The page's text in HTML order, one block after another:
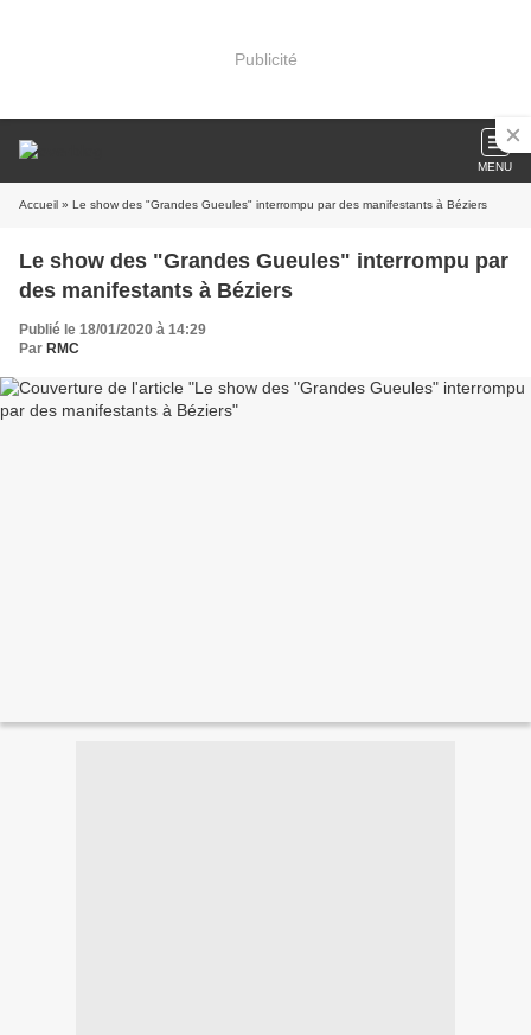
Publicité
MENU
Accueil » Le show des "Grandes Gueules" interrompu par des manifestants à Béziers
Le show des "Grandes Gueules" interrompu par
des manifestants à Béziers
Publié le 18/01/2020 à 14:29
Par RMC